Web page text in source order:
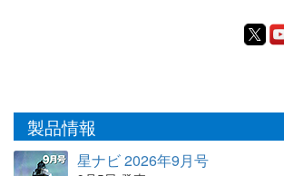
製品情報
星ナビ 2026年9月号